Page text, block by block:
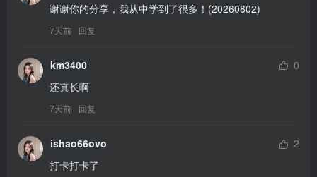
谢谢你的分享，我从中学到了很多！(20260802)
7天前 回复
km3400
0
还真长啊
7天前 回复
ishao66ovo
2
打卡打卡了